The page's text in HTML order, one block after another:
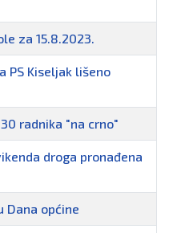
za 15.8.2023.
PS Kiseljak lišeno
radnika "na crno"
droga pronađena
Dana općine